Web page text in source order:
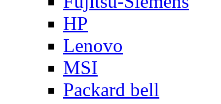
HP
Lenovo
MSI
Packard bell